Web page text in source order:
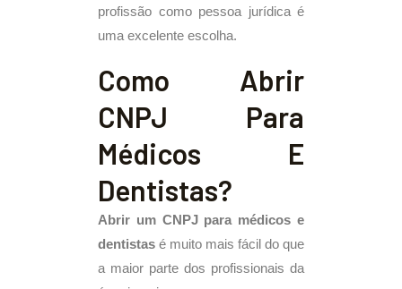
profissão como pessoa jurídica é
uma excelente escolha.
Como Abrir
CNPJ Para
Médicos E
Dentistas?
Abrir um CNPJ para médicos e
dentistas é muito mais fácil do que
a maior parte dos profissionais da